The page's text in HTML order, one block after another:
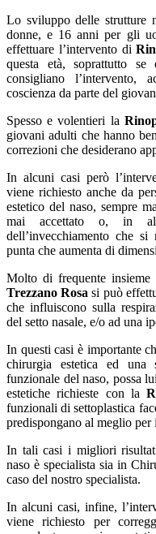
Lo sviluppo delle strutture
donne, e 16 anni per gli
effettuare l’intervento di
questa età, soprattutto
consigliano l’intervento,
coscienza da parte del
Spesso e volentieri la
giovani adulti che hanno
correzioni che desiderano
In alcuni casi però
viene richiesto anche da
estetico del naso, sempre
mai accettato o, in
dell’invecchiamento che
punta che aumenta di
Molto di frequente insieme
Trezzano Rosa si può
che influiscono sulla
del setto nasale, e/o ad una
In questi casi è importante
chirurgia estetica ed una
funzionale del naso, possa
estetiche richieste con la
funzionali di settoplastica
predispongano al meglio per
In tali casi i migliori
naso è specialista sia in
caso del nostro specialista.
In alcuni casi, infine,
viene richiesto per